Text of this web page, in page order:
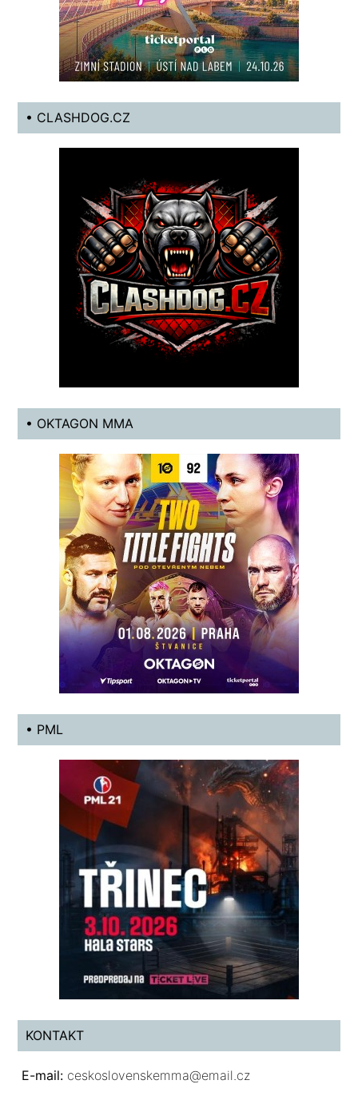
• CLASHDOG.CZ
• OKTAGON MMA
• PML
KONTAKT
E-mail: ceskoslovenskemma@email.cz